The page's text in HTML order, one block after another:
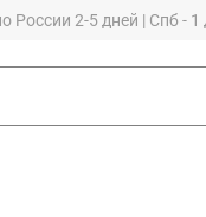
России 2-5 дней | Спб - 1